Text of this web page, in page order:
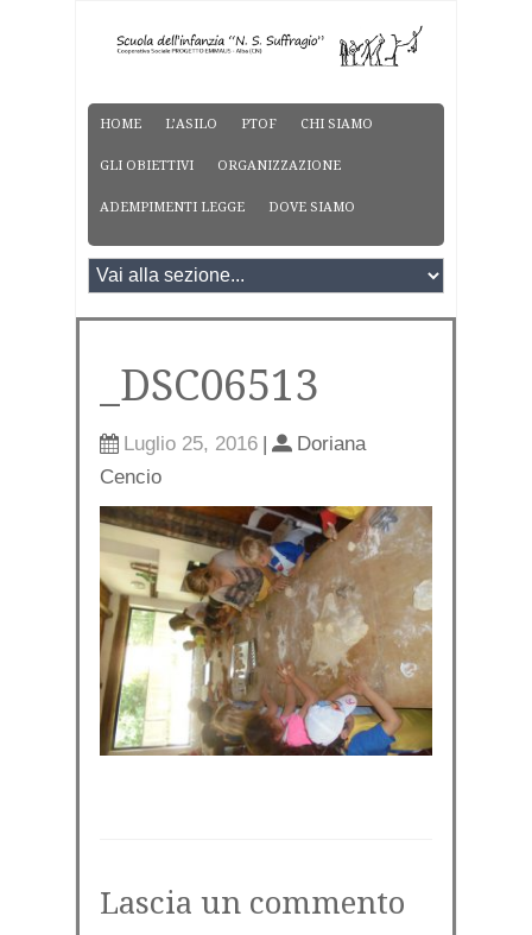
HOME L’ASILO PTOF CHI SIAMO
GLI OBIETTIVI ORGANIZZAZIONE
ADEMPIMENTI LEGGE DOVE SIAMO
_DSC06513
Luglio 25, 2016 |
Doriana
Cencio
Lascia un commento